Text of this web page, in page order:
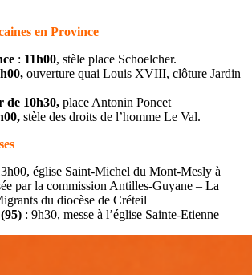
en Province
: 11h00, stèle place Schoelcher.
ouverture quai Louis XVIII, clôture Jardin
de 10h30,place Antonin Poncet
stèle des droits de l’homme Le Val.
église Saint-Michel du Mont-Mesly à
par la commission Antilles-Guyane – La
du diocèse de Créteil
: 9h30, messe à l’église Sainte-Etienne